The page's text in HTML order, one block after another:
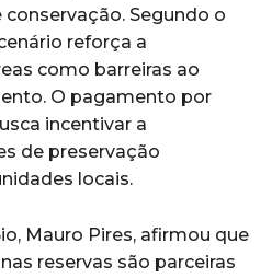
Segundo o
reforça a
como barreiras ao
O pagamento por
incentivar a
de preservação
locais.
Mauro Pires, afirmou que
reservas são parceiras